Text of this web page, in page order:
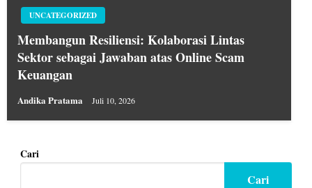
UNCATEGORIZED
Membangun Resiliensi: Kolaborasi Lintas
Sektor sebagai Jawaban atas Online Scam
Keuangan
Andika Pratama Juli 10, 2026
Cari
Cari